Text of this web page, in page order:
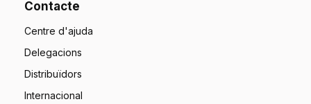
Contacte
Centre d'ajuda
Delegacions
Distribuïdors
Internacional